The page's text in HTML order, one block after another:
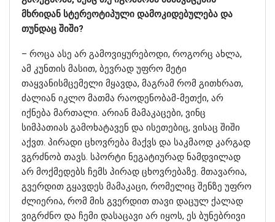
მხრიდან სტერეოტიპული დამოკიდებულება და
თუნდაც შიში?
– როცა ასე არ გამოვიყურებოდი, როგორც ახლა,
ამ კუნთის მასით, ბევრად უფრო მეტი
თაყვანისმცემელი მყავდა, მაგრამ რომ გითხრათ,
ძალიან იკლო მათმა რაოდენობამ-მეთქი, არ
იქნება მართალი. არიან მამაკაცები, ვინც
სიმპათიას გამოხატავენ და ისეთებიც, ვისაც შიში
აქვთ. პირადი ცხოვრება მაქვს და საკმაოდ კარგად
ვგრძნობ თავს. სპორტი ნეგატიურად ნამდვილად
არ მოქმედებს ჩემს პირად ცხოვრებაზე. მთავარია,
გვერდით გყავდეს მამაკაცი, რომელიც შენზე უფრო
ძლიერია, რომ მის გვერდით თავი დაცულ ქალად
ვიგრძნო და ჩემი დასაცავი არ იყოს, ეს ბუნებრივი